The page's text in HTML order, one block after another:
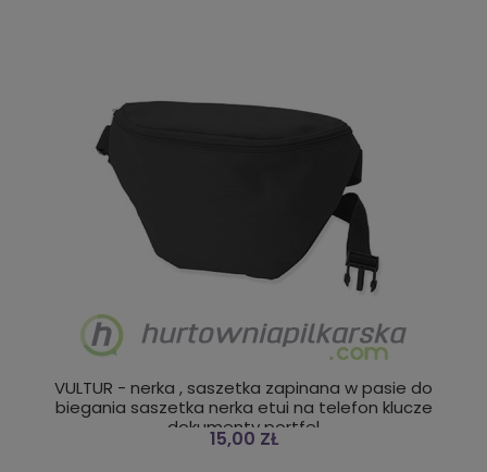
VULTUR - nerka , saszetka zapinana w pasie do
biegania saszetka nerka etui na telefon klucze
dokumenty portfel
15,00 ZŁ